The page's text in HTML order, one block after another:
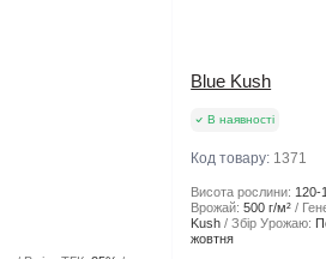
Blue Kush
В наявності
Код товару: 1371
Висота рослини: 120-
Врожай: 500 г/м²
Kush
Збір Урожаю:
жовтня